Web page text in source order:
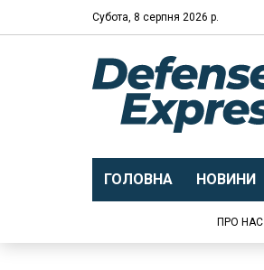
Субота, 8 серпня 2026 р.
ГОЛОВНА НОВИНИ
ПРО НАС